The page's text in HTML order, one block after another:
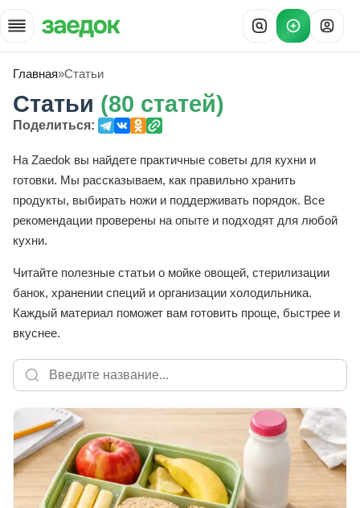
Главная»Статьи
Статьи (80 статей)
Поделиться:
На Zaedok вы найдете практичные советы для кухни и
готовки. Мы рассказываем, как правильно хранить
продукты, выбирать ножи и поддерживать порядок. Все
рекомендации проверены на опыте и подходят для любой
кухни.
Читайте полезные статьи о мойке овощей, стерилизации
банок, хранении специй и организации холодильника.
Каждый материал поможет вам готовить проще, быстрее и
вкуснее.